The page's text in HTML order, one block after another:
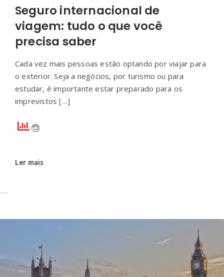
Seguro internacional de
viagem: tudo o que você
precisa saber
Cada vez mais pessoas estão optando por viajar para
o exterior. Seja a negócios, por turismo ou para
estudar, é importante estar preparado para os
imprevistos […]
Ler mais